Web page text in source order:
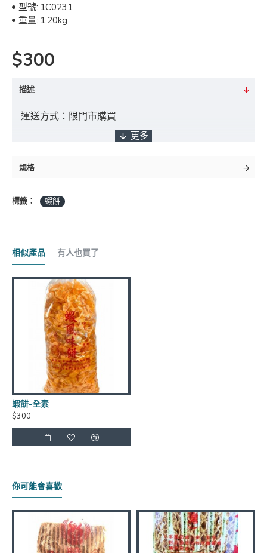
$300
型號: 1C0231
重量: 1.20kg
描述
運送方式：限門市購買
付款方式：ATM轉帳 / 貨到付款 / 臨櫃匯款
*採匯款付款之客戶，商品將於確認入帳後3
到貨日期：於出貨日後3日至7日
商品有效期限：客戶收到之商品距有效日期前90天以
上，(每批商品有效日期皆不同)
續費另計60元~120元
保存方式：常溫
官網商品圖片僅供參考依實際出貨商品為主
規格
標籤： 蝦餅
相似產品 有人也買了
蝦餅-全素
$300
你可能會喜歡